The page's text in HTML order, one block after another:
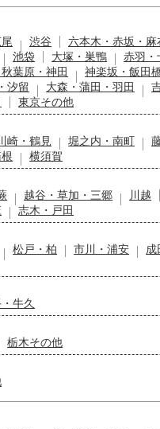
渋谷 六本木・赤坂・麻
池袋 大塚・巣鴨
赤羽・
葉原・神田 神楽坂・飯田
汐留 大森・蒲田・羽田
東京その他
崎・鶴見 堀之内・南町
横須賀
越谷・草加・三郷 川越
志木・戸田
松戸・柏 市川・浦安 成
牛久
栃木その他